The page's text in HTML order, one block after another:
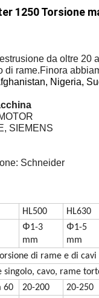
1250 Torsione
da oltre
di rame.Finora
Nigeria,
SIEMENS
Schneider
HL500 HL630
Φ1-3
mm
Φ1-5
mm
di rame e di cavi
singolo, cavo, rame
60 20-200 20-250